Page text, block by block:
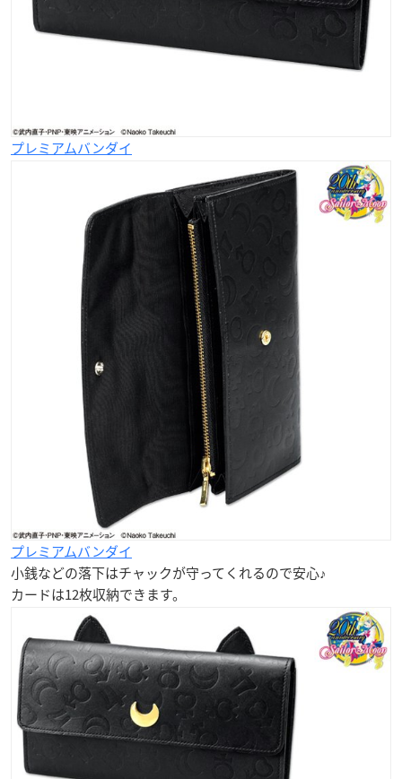
プレミアムバンダイ
プレミアムバンダイ
小銭などの落下はチャックが守ってくれるので安心♪
カードは12枚収納できます。